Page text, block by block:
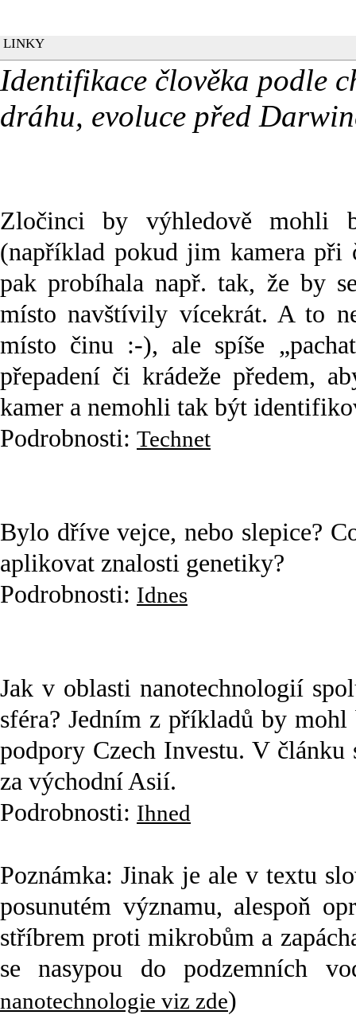
LINKY
Identifikace člověka podle
dráhu, evoluce před
Zločinci by výhledově mohli
(například pokud jim kamera
pak probíhala např. tak, že by
místo navštívily vícekrát. A to
místo činu :-), ale spíše
přepadení či krádeže předem,
kamer a nemohli tak být
Podrobnosti: Technet
Bylo dříve vejce, nebo slepice?
aplikovat znalosti genetiky?
Podrobnosti: Idnes
Jak v oblasti nanotechnologií
sféra? Jedním z příkladů by
podpory Czech Investu. V
za východní Asií.
Podrobnosti: Ihned
Poznámka: Jinak je ale v textu
posunutém významu, alespoň
stříbrem proti mikrobům a
se nasypou do podzemních
nanotechnologie viz zde)